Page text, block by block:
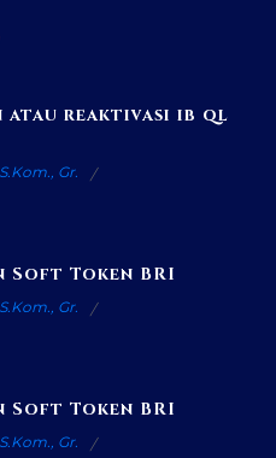
reaktivasi ib ql
Gr.
Soft Token BRI
Gr.
Soft Token BRI
Gr.